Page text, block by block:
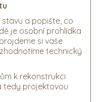
a popište, co
je osobní prohlídka
si vaše
technický
k rekonstrukci
tedy projektovou